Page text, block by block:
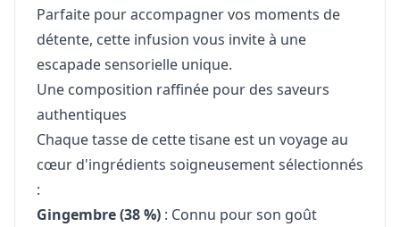
Parfaite pour accompagner vos moments de
détente, cette infusion vous invite à une
escapade sensorielle unique.
Une composition raffinée pour des saveurs
authentiques
Chaque tasse de cette tisane est un voyage au
cœur d'ingrédients soigneusement sélectionnés
:
Gingembre (38 %) : Connu pour son goût